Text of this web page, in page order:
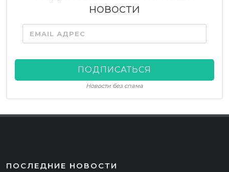
новости
EMAIL АДРЕС
ПОДПИСАТЬСЯ
Новости без спама
ПОСЛЕДНИЕ НОВОСТИ